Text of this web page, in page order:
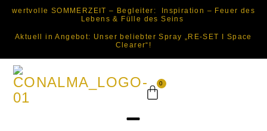
wertvolle SOMMERZEIT – Begleiter: Inspiration – Feuer des
Lebens & Fülle des Seins
Aktuell in Angebot: Unser beliebter Spray „RE-SET I Space
Clearer“!
0